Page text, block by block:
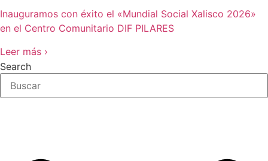
Inauguramos con éxito el «Mundial Social Xalisco 2026»
en el Centro Comunitario DIF PILARES
Leer más ›
Search